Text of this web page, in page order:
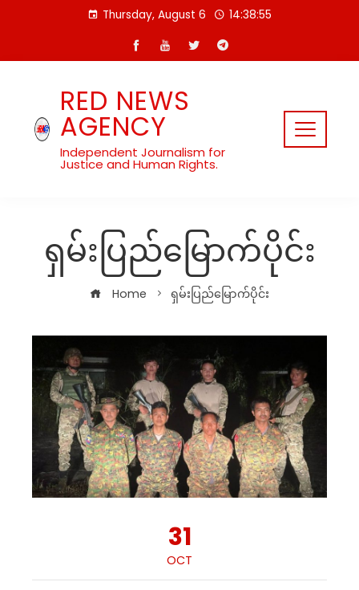
Thursday, August 6 14:38:55
RED NEWS
AGENCY
Independent Journalism for
Justice and Human Rights.
ရှမ်းပြည်မြောက်ပိုင်း
Home ရှမ်းပြည်မြောက်ပိုင်း
31
OCT